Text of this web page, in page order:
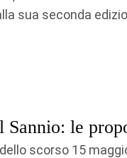
sua seconda
le
scorso 15